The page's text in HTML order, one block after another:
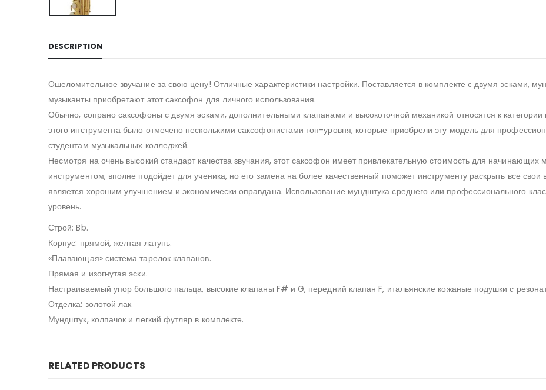
DESCRIPTION
Ошеломительное звучание за свою цену! Отличные характеристики настройки. Поставляется в комплекте с двумя эсками,
музыканты приобретают этот саксофон для личного использования.
Обычно, сопрано саксофоны с двумя эсками, дополнительными клапанами и высокоточной механикой относятся к
этого инструмента было отмечено несколькими саксофонистами топ-уровня, которые приобрели эту модель для
студентам музыкальных колледжей.
Несмотря на очень высокий стандарт качества звучания, этот саксофон имеет привлекательную стоимость для
инструментом, вполне подойдет для ученика, но его замена на более качественный поможет инструменту раскрыть все
является хорошим улучшением и экономически оправдана. Использование мундштука среднего или профессионального
уровень.
Строй: Bb.
Корпус: прямой, желтая латунь.
«Плавающая» система тарелок клапанов.
Прямая и изогнутая эски.
Настраиваемый упор большого пальца, высокие клапаны F# и G, передний клапан F, итальянские кожаные подушки с
Отделка: золотой лак.
Мундштук, колпачок и легкий футляр в комплекте.
RELATED PRODUCTS